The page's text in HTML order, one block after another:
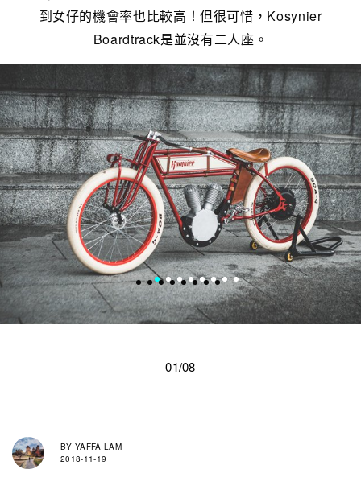
到女仔的機會率也比較高！但很可惜，Kosynier
Boardtrack是並沒有二人座。
01/08
BY YAFFA LAM
2018-11-19